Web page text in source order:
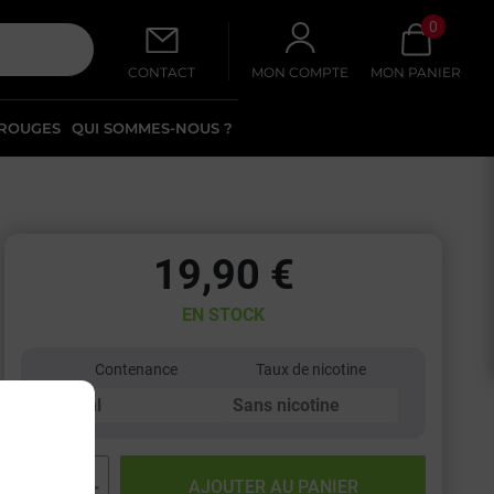
CONTACT
QUI SOMMES-NOUS ?
MON COMPTE
0
MON PANIER
19,90 €
EN STOCK
Contenance Taux de nicotine
+ AJOUTER AU PANIER